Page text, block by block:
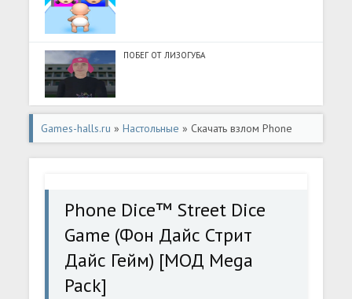
ПОБЕГ ОТ ЛИЗОГУБА
Games-halls.ru »Настольные » Скачать взлом Phone
Dice™ Street Dice Game (Фон Дайс Стрит Дайс Гейм)
Phone Dice™ Street Dice
Game (Фон Дайс Стрит
Дайс Гейм) [МОД Mega
Pack]